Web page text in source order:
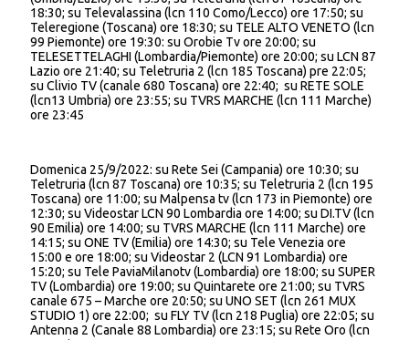
18:30; su Televalassina (lcn 110 Como/Lecco) ore 17:50; su
Teleregione (Toscana) ore 18:30; su TELE ALTO VENETO (lcn
99 Piemonte) ore 19:30: su Orobie Tv ore 20:00; su
TELESETTELAGHI (Lombardia/Piemonte) ore 20:00; su LCN 87
Lazio ore 21:40; su Teletruria 2 (lcn 185 Toscana) pre 22:05;
su Clivio TV (canale 680 Toscana) ore 22:40; su RETE SOLE
(lcn13 Umbria) ore 23:55; su TVRS MARCHE (lcn 111 Marche)
ore 23:45
Domenica 25/9/2022: su Rete Sei (Campania) ore 10:30; su
Teletruria (lcn 87 Toscana) ore 10:35; su Teletruria 2 (lcn 195
Toscana) ore 11:00; su Malpensa tv (lcn 173 in Piemonte) ore
12:30; su Videostar LCN 90 Lombardia ore 14:00; su DI.TV (lcn
90 Emilia) ore 14:00; su TVRS MARCHE (lcn 111 Marche) ore
14:15; su ONE TV (Emilia) ore 14:30; su Tele Venezia ore
15:00 e ore 18:00; su Videostar 2 (LCN 91 Lombardia) ore
15:20; su Tele PaviaMilanotv (Lombardia) ore 18:00; su SUPER
TV (Lombardia) ore 19:00; su Quintarete ore 21:00; su TVRS
canale 675 – Marche ore 20:50; su UNO SET (lcn 261 MUX
STUDIO 1) ore 22:00; su FLY TV (lcn 218 Puglia) ore 22:05; su
Antenna 2 (Canale 88 Lombardia) ore 23:15; su Rete Oro (lcn